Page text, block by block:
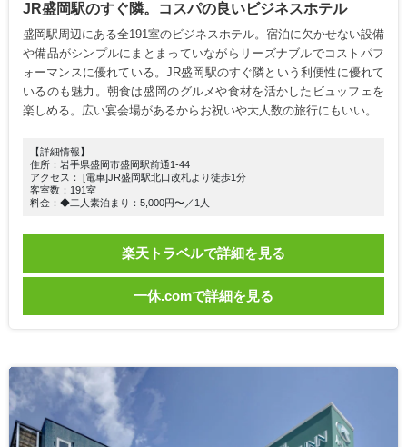
JR盛岡駅のすぐ隣。コスパの良いビジネスホテル
盛岡駅周辺にある全191室のビジネスホテル。宿泊に欠かせない設備
や備品がシンプルにまとまっていながらリーズナブルでコストパフ
ォーマンスに優れている。JR盛岡駅のすぐ隣という利便性に優れて
いるのも魅力。朝食は盛岡のグルメや食材を活かしたビュッフェを
楽しめる。広い宴会場があるからお祝いや大人数の旅行にもいい。
【詳細情報】
住所：岩手県盛岡市盛岡駅前通1-44
アクセス： [電車]JR盛岡駅北口改札より徒歩1分
客室数：191室
料金：◆二人素泊まり：5,000円〜／1人
楽天トラベルで詳細を見る
一休.comで詳細を見る